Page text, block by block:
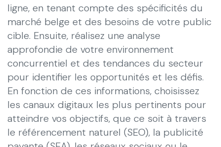
ligne, en tenant compte des spécificités du
marché belge et des besoins de votre public
cible. Ensuite, réalisez une analyse
approfondie de votre environnement
concurrentiel et des tendances du secteur
pour identifier les opportunités et les défis.
En fonction de ces informations, choisissez
les canaux digitaux les plus pertinents pour
atteindre vos objectifs, que ce soit à travers
le référencement naturel (SEO), la publicité